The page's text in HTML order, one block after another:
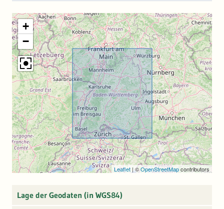
+
−
Leaflet |©OpenStreetMapcontributors
Lage der Geodaten (in WGS84)